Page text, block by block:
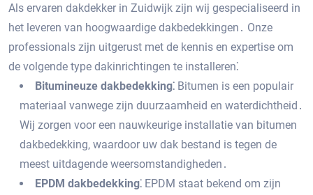
Als ervaren dakdekker in Zuidwijk zijn wij gespecialiseerd in
het leveren van hoogwaardige dakbedekkingen․ Onze
professionals zijn uitgerust met de kennis en expertise om
de volgende type dakinrichtingen te installeren⁚
Bitumineuze dakbedekking⁚ Bitumen is een populair
materiaal vanwege zijn duurzaamheid en waterdichtheid․
Wij zorgen voor een nauwkeurige installatie van bitumen
dakbedekking‚ waardoor uw dak bestand is tegen de
meest uitdagende weersomstandigheden․
EPDM dakbedekking⁚ EPDM staat bekend om zijn